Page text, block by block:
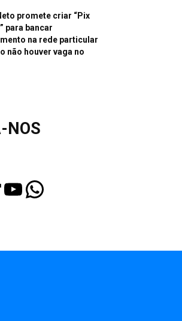
promete criar “Pix
para bancar
na rede particular
não houver vaga no
NOS
Youtube WhatsApp